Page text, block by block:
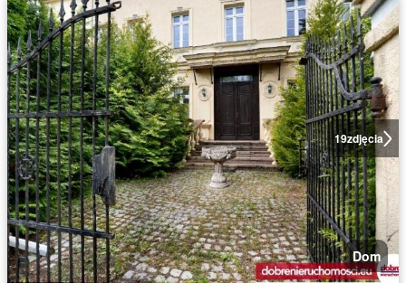
19zdjęcia
Dom